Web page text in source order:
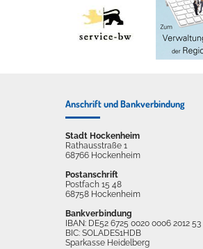
Anschrift und Bankverbindung
Stadt Hockenheim
Rathausstraße 1
68766 Hockenheim
Postanschrift
Postfach 15 48
68758 Hockenheim
Bankverbindung
IBAN: DE52 6725 0020 0006 2012 53
BIC: SOLADES1HDB
Sparkasse Heidelberg